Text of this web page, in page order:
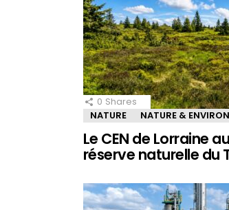
0 Shares
NATURE
NATURE &
Le CEN de Lorraine
réserve naturelle du